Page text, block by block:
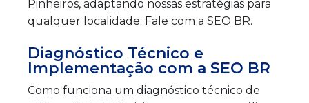
Pinheiros, adaptando nossas estratégias para
qualquer localidade. Fale com a SEO BR.
Diagnóstico Técnico e
Implementação com a SEO BR
Como funciona um diagnóstico técnico de